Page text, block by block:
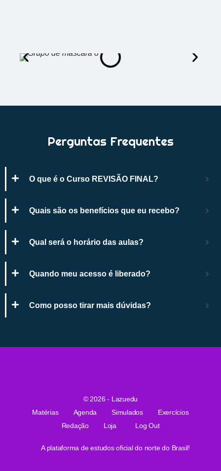
Perguntas Frequentes
O que é o Curso REVISÃO FINAL?
Quais são os benefícios que eu recebo?
Qual será o horário das aulas?
Quando meu acesso é liberado?
Como posso tirar mais dúvidas?
© 2026 - Lazuedu
Matérias
Agenda Simulados
Exercícios
Redação
Loja Log Out
A plataforma de estudos oficial do norte do Brasil!